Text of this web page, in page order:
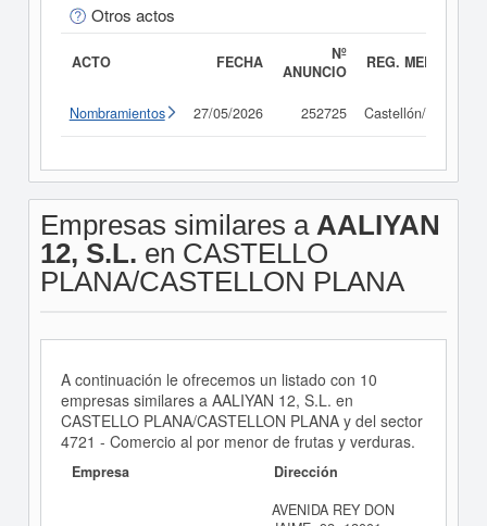
Otros actos
ACTO FECHA
Nº
ANUNCIO
REG. MERC.
Nombramientos 27/05/2026 252725 Castellón/Castelló
Empresas similares a AALIYAN
12, S.L. en CASTELLO
PLANA/CASTELLON PLANA
A continuación le ofrecemos un listado con 10
empresas similares a AALIYAN 12, S.L. en
CASTELLO PLANA/CASTELLON PLANA y del sector
4721 - Comercio al por menor de frutas y verduras.
Empresa Dirección
AVENIDA REY DON